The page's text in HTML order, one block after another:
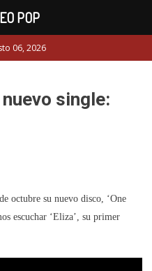
06, 2026
single:
octubre su nuevo disco, ‘One
escuchar ‘Eliza’, su primer
POP